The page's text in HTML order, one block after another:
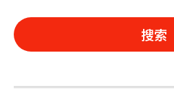
搜索